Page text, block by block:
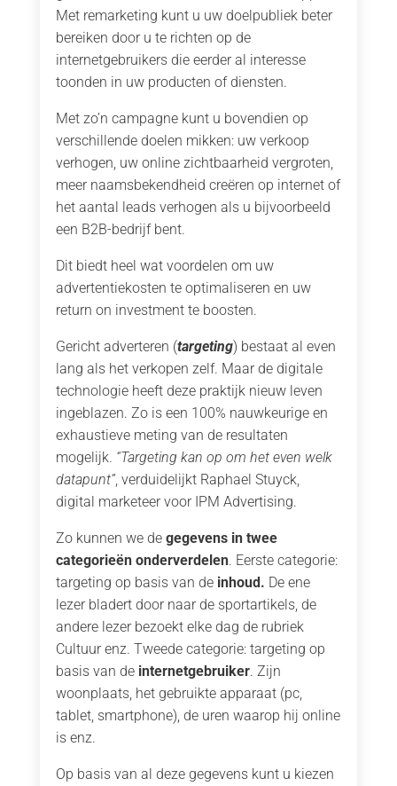
Met remarketing kunt u uw doelpubliek beter
bereiken door u te richten op de
internetgebruikers die eerder al interesse
toonden in uw producten of diensten.
Met zo’n campagne kunt u bovendien op
verschillende doelen mikken: uw verkoop
verhogen, uw online zichtbaarheid vergroten,
meer naamsbekendheid creëren op internet of
het aantal leads verhogen als u bijvoorbeeld
een B2B-bedrijf bent.
Dit biedt heel wat voordelen om uw
advertentiekosten te optimaliseren en uw
return on investment te boosten.
Gericht adverteren (targeting) bestaat al even
lang als het verkopen zelf. Maar de digitale
technologie heeft deze praktijk nieuw leven
ingeblazen. Zo is een 100% nauwkeurige en
exhaustieve meting van de resultaten
mogelijk. “Targeting kan op om het even welk
datapunt”, verduidelijkt Raphael Stuyck,
digital marketeer voor IPM Advertising.
Zo kunnen we de gegevens in twee
categorieën onderverdelen. Eerste categorie:
targeting op basis van de inhoud. De ene
lezer bladert door naar de sportartikels, de
andere lezer bezoekt elke dag de rubriek
Cultuur enz. Tweede categorie: targeting op
basis van de internetgebruiker. Zijn
woonplaats, het gebruikte apparaat (pc,
tablet, smartphone), de uren waarop hij online
is enz.
Op basis van al deze gegevens kunt u kiezen